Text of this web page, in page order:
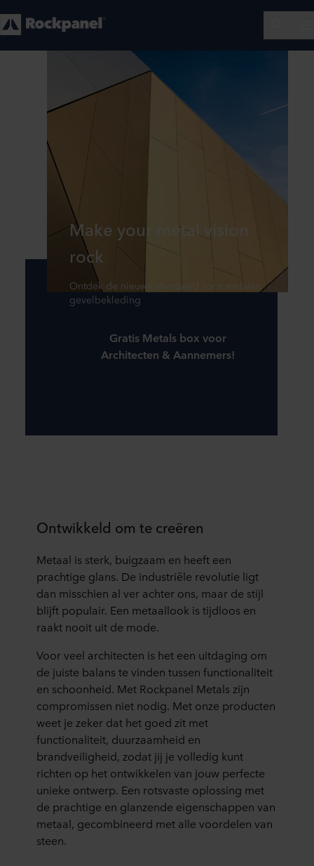
Make your metal vision
rock
Ontdek de nieuwe standaard voor metalen
gevelbekleding
Gratis Metals box voor
Architecten & Aannemers!
Ontwikkeld om te creëren
Metaal is sterk, buigzaam en heeft een
prachtige glans. De industriële revolutie ligt
dan misschien al ver achter ons, maar de stijl
blijft popu­lair. Een metaallook is tijdloos en
raakt nooit uit de mode.
Voor veel architecten is het een uitdaging om
de juiste balans te vinden tussen functionaliteit
en schoonheid. Met Rockpanel Metals zijn
compromissen niet nodig. Met onze producten
weet je zeker dat het goed zit met
functionaliteit, duurzaamheid en
brandveiligheid, zodat jij je volledig kunt
richten op het ontwikkelen van jouw perfecte
unieke ontwerp. Een rotsvaste oplossing met
de prachtige en glanzende eigenschappen van
metaal, gecombineerd met alle voordelen van
steen.